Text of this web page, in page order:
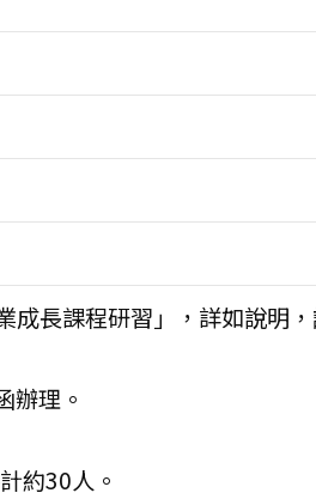
長課程研習」，詳如說明，
辦理。
約30人。